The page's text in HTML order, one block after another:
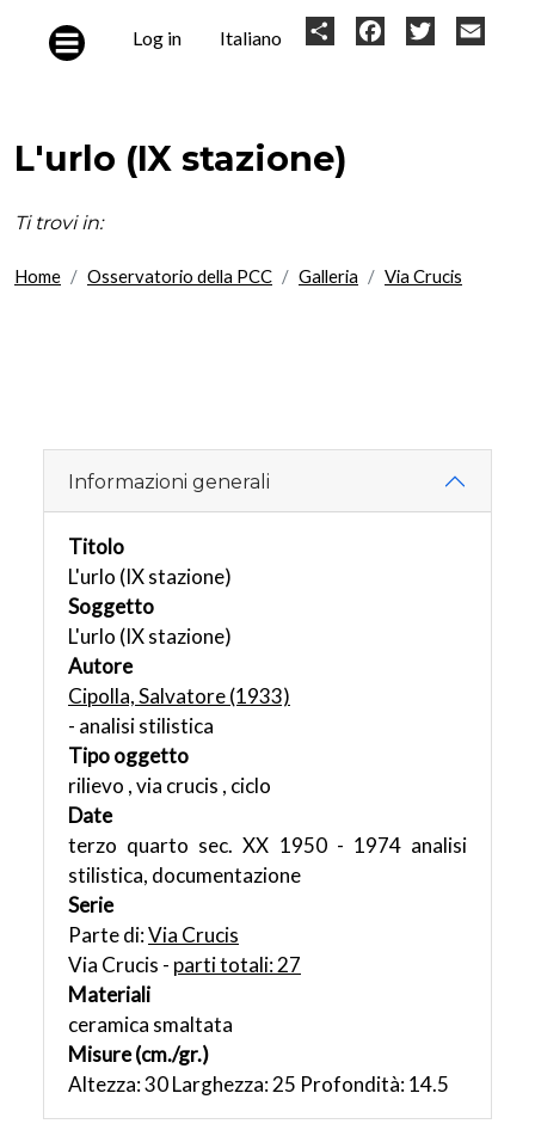
User
Log in Italiano Share FacebookTwitter
L'urlo (IX stazione)
Ti trovi in:
Home Osservatorio della PCC Galleria Via Crucis
Informazioni generali
Titolo
L'urlo (IX stazione)
Soggetto
L'urlo (IX stazione)
Autore
Cipolla, Salvatore (1933)
- analisi stilistica
Tipo oggetto
rilievo , via crucis , ciclo
Date
terzo quarto sec. XX 1950 - 1974 analisi
stilistica, documentazione
Serie
Parte di:Via Crucis
Via Crucis - parti totali: 27
Materiali
ceramica smaltata
Misure (cm./gr.)
Altezza: 30 Larghezza: 25 Profondità: 14.5